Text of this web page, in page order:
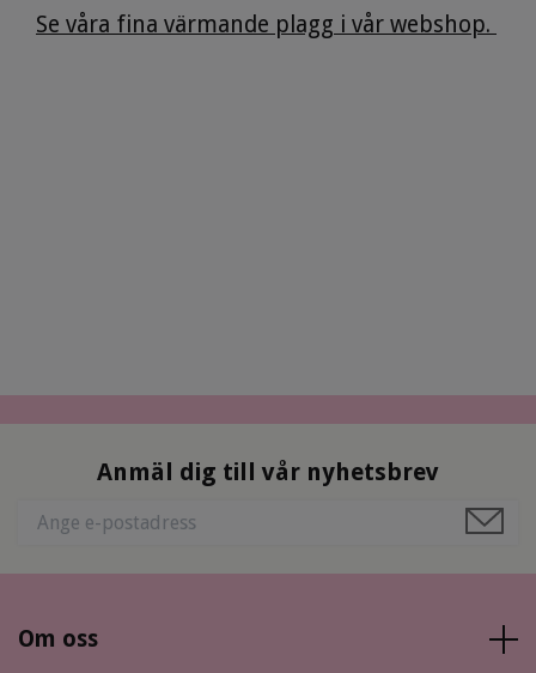
Se våra fina värmande plagg i vår webshop.
Anmäl dig till vår nyhetsbrev
Om oss